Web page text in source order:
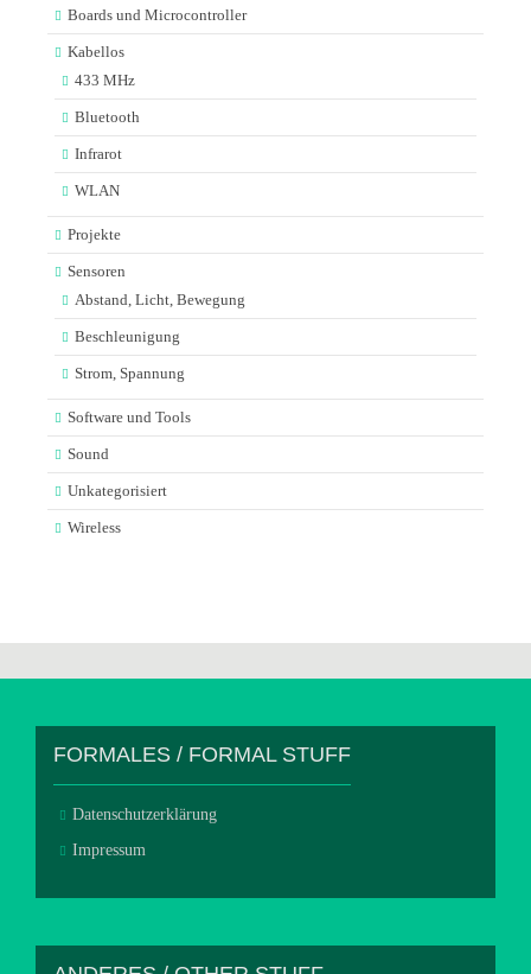
Boards und Microcontroller
Kabellos
433 MHz
Bluetooth
Infrarot
WLAN
Projekte
Sensoren
Abstand, Licht, Bewegung
Beschleunigung
Strom, Spannung
Software und Tools
Sound
Unkategorisiert
Wireless
FORMALES / FORMAL STUFF
Datenschutzerklärung
Impressum